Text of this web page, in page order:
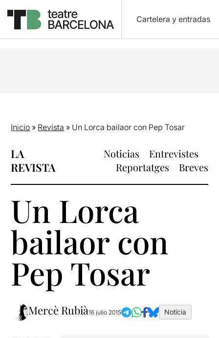
Cartelera y entradas
Inicio » Revista » Un Lorca bailaor con Pep Tosar
LA
REVISTA
Noticias
Entrevistes
Reportatges
Breves
Un Lorca
bailaor con
Pep Tosar
Mercè Rubià16 julio 2015 Notícia